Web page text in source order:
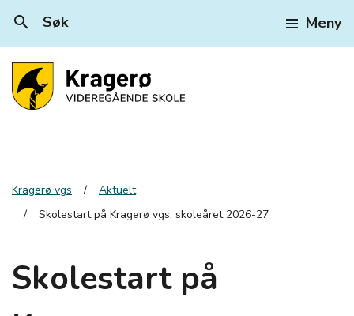
search Søk Meny
Kragerø vgs
Aktuelt
Skolestart på Kragerø vgs, skoleåret 2026-27
Skolestart på